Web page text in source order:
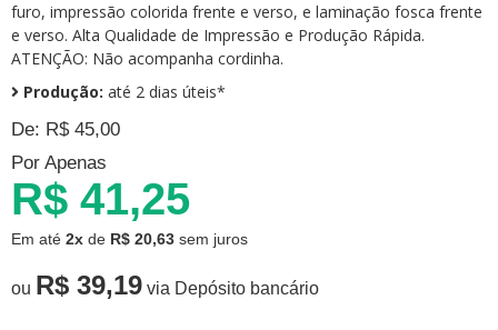
furo, impressão colorida frente e verso, e laminação fosca frente
e verso. Alta Qualidade de Impressão e Produção Rápida.
ATENÇÃO: Não acompanha cordinha.
Produção: até 2 dias úteis*
De: R$ 45,00
Por Apenas
R$ 41,25
Em até 2x de R$ 20,63 sem juros
ou R$ 39,19 via Depósito bancário